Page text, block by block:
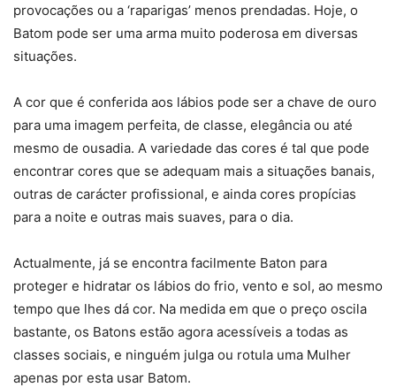
provocações ou a ‘raparigas’ menos prendadas. Hoje, o
Batom pode ser uma arma muito poderosa em diversas
situações.
A cor que é conferida aos lábios pode ser a chave de ouro
para uma imagem perfeita, de classe, elegância ou até
mesmo de ousadia. A variedade das cores é tal que pode
encontrar cores que se adequam mais a situações banais,
outras de carácter profissional, e ainda cores propícias
para a noite e outras mais suaves, para o dia.
Actualmente, já se encontra facilmente Baton para
proteger e hidratar os lábios do frio, vento e sol, ao mesmo
tempo que lhes dá cor. Na medida em que o preço oscila
bastante, os Batons estão agora acessíveis a todas as
classes sociais, e ninguém julga ou rotula uma Mulher
apenas por esta usar Batom.